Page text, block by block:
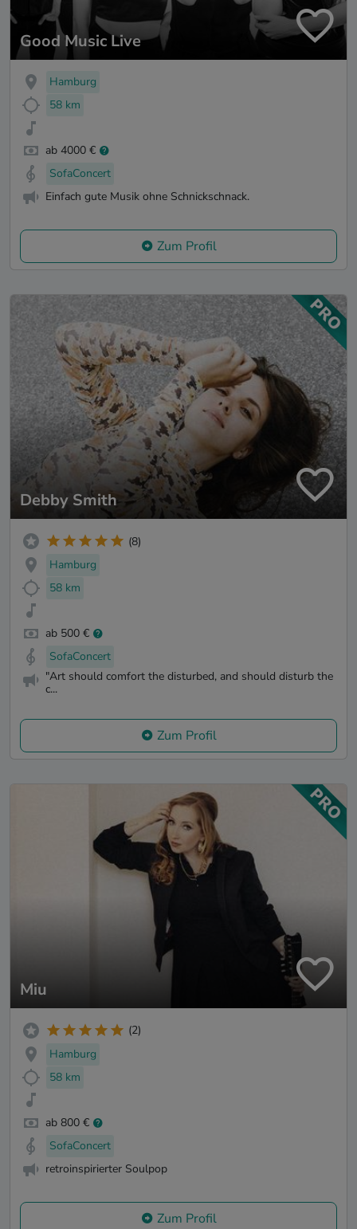
Good Music Live
Hamburg
58 km
ab 4000 €
SofaConcert
Einfach gute Musik ohne Schnickschnack.
Zum Profil
Debby Smith
(8)
Hamburg
58 km
ab 500 €
SofaConcert
"Art should comfort the disturbed, and should disturb the
c...
Zum Profil
Miu
(2)
Hamburg
58 km
ab 800 €
SofaConcert
retroinspirierter Soulpop
Zum Profil